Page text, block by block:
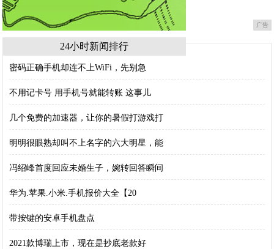
广告
24小时新闻排行
密码正确手机却连不上WiFi，先别急
不用记卡号 用手机号就能转账 这事儿
几个免费的加速器，让你的暑假打游戏打
明明很眼熟却叫不上名字的六大明星，能
冯绍峰首度回应未婚生子，婉转回答瞬间
华为.苹果.小米.手机报价大全【20
带按键的安卓手机盘点
2021款博瑞上市，现在是抄底老款好